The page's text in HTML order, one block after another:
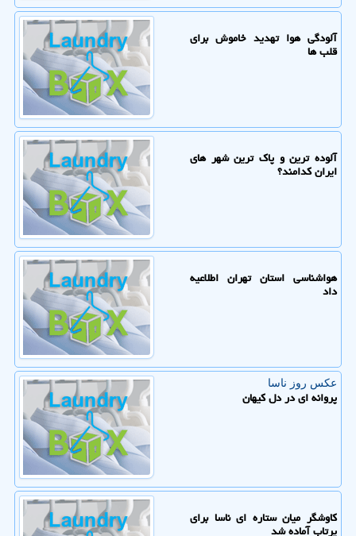
آلودگی هوا تهدید خاموش برای
قلب ها
آلوده ترین و پاک ترین شهر های
ایران کدامند؟
هواشناسی استان تهران اطلاعیه
داد
عكس روز ناسا
پروانه ای در دل کیهان
کاوشگر میان ستاره ای ناسا برای
پرتاب آماده شد